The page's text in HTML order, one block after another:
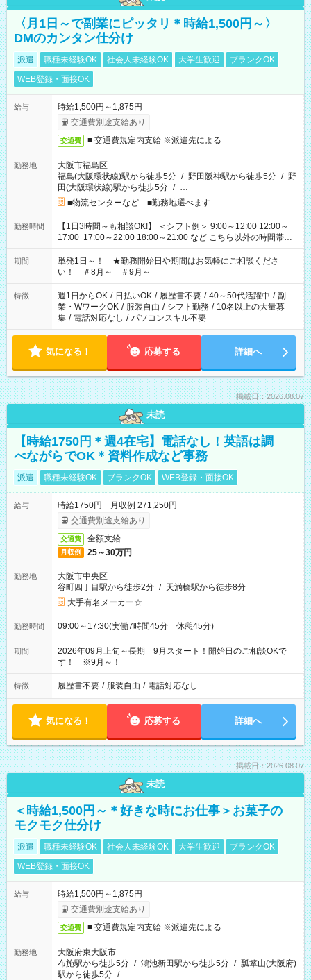
〈月1日～で副業にピッタリ＊時給1,500円～〉
DMのカンタン仕分け
派遣 職種未経験OK 社会人未経験OK 大学生歓迎
ブランクOK
WEB登録・面接OK
給与
時給1,500円～1,875円
交通費別途支給あり
交通費 ■ 交通費規定内支給 ※派遣先による
勤務地
大阪市福島区
福島(大阪環状線)駅から徒歩5分 / 野田阪神駅から徒歩5分 / 野
田(大阪環状線)駅から徒歩5分 / …
■物流センターなど ■勤務地選べます
勤務時間
【1日3時間～も相談OK!】 ＜シフト例＞ 9:00～12:00 12:00～
17:00 17:00～22:00 18:00～21:00 など こちら以外の時間帯も
お気軽にご相談ください！
期間
単発1日～！ ★勤務開始日や期間はお気軽にご相談くださ
い！ ＃8月～ ＃9月～
特徴 週1日からOK / 日払いOK / 履歴書不要 / 40～50代活躍中 / 副
業・WワークOK / 服装自由 / シフト勤務 / 10名以上の大量募
集 / 電話対応なし / パソコンスキル不要
気になる！ 応募する 詳細へ
掲載日：2026.08.07
未読
【時給1750円＊週4在宅】電話なし！英語は調
べながらでOK＊資料作成など事務
派遣 職種未経験OK ブランクOK WEB登録・面接OK
給与
時給1750円 月収例 271,250円
交通費別途支給あり
交通費 全額支給
月収例 25～30万円
勤務地
大阪市中央区
谷町四丁目駅から徒歩2分 / 天満橋駅から徒歩8分
大手有名メーカー☆
勤務時間 09:00～17:30(実働7時間45分 休憩45分)
期間
2026年09月上旬～長期 9月スタート！開始日のご相談OKで
す！ ※9月～！
特徴 履歴書不要 / 服装自由 / 電話対応なし
気になる！ 応募する 詳細へ
掲載日：2026.08.07
未読
＜時給1,500円～＊好きな時にお仕事＞お菓子の
モクモク仕分け
派遣 職種未経験OK 社会人未経験OK 大学生歓迎
ブランクOK
WEB登録・面接OK
給与
時給1,500円～1,875円
交通費別途支給あり
交通費 ■ 交通費規定内支給 ※派遣先による
勤務地
大阪府東大阪市
布施駅から徒歩5分 / 鴻池新田駅から徒歩5分 / 瓢箪山(大阪府)
駅から徒歩5分 / …